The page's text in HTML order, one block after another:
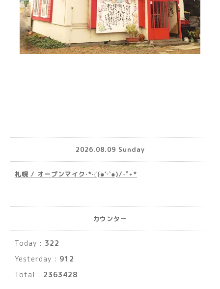
2026.08.09 Sunday
札幌 / オープンマイク·*· ҉(๑′ᵕ‵๑)/‧˚︎˖*
カウンター
Today : 322
Yesterday : 912
Total : 2363428